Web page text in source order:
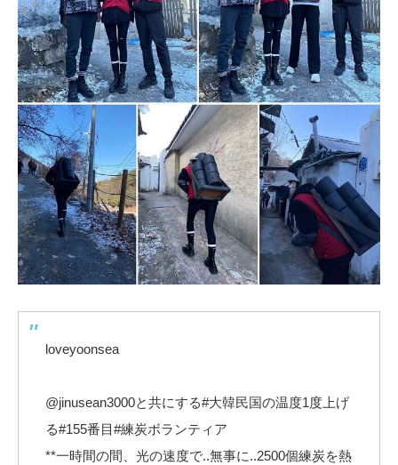
loveyoonsea
@jinusean3000と共にする#大韓民国の温度1度上げ
る#155番目#練炭ボランティア
**一時間の間、光の速度で..無事に..2500個練炭を熱